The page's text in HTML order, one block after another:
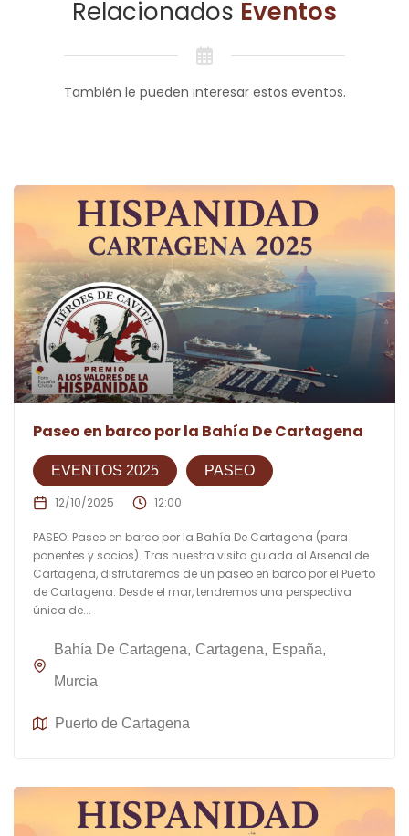
Relacionados Eventos
También le pueden interesar estos eventos.
Paseo en barco por la Bahía De Cartagena
EVENTOS 2025 PASEO
12/10/2025 12:00
PASEO: Paseo en barco por la Bahía De Cartagena (para
ponentes y socios). Tras nuestra visita guiada al Arsenal de
Cartagena, disfrutaremos de un paseo en barco por el Puerto
de Cartagena. Desde el mar, tendremos una perspectiva
única de...
Bahía De Cartagena Cartagena España
Murcia
Puerto de Cartagena